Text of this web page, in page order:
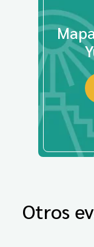
Otros